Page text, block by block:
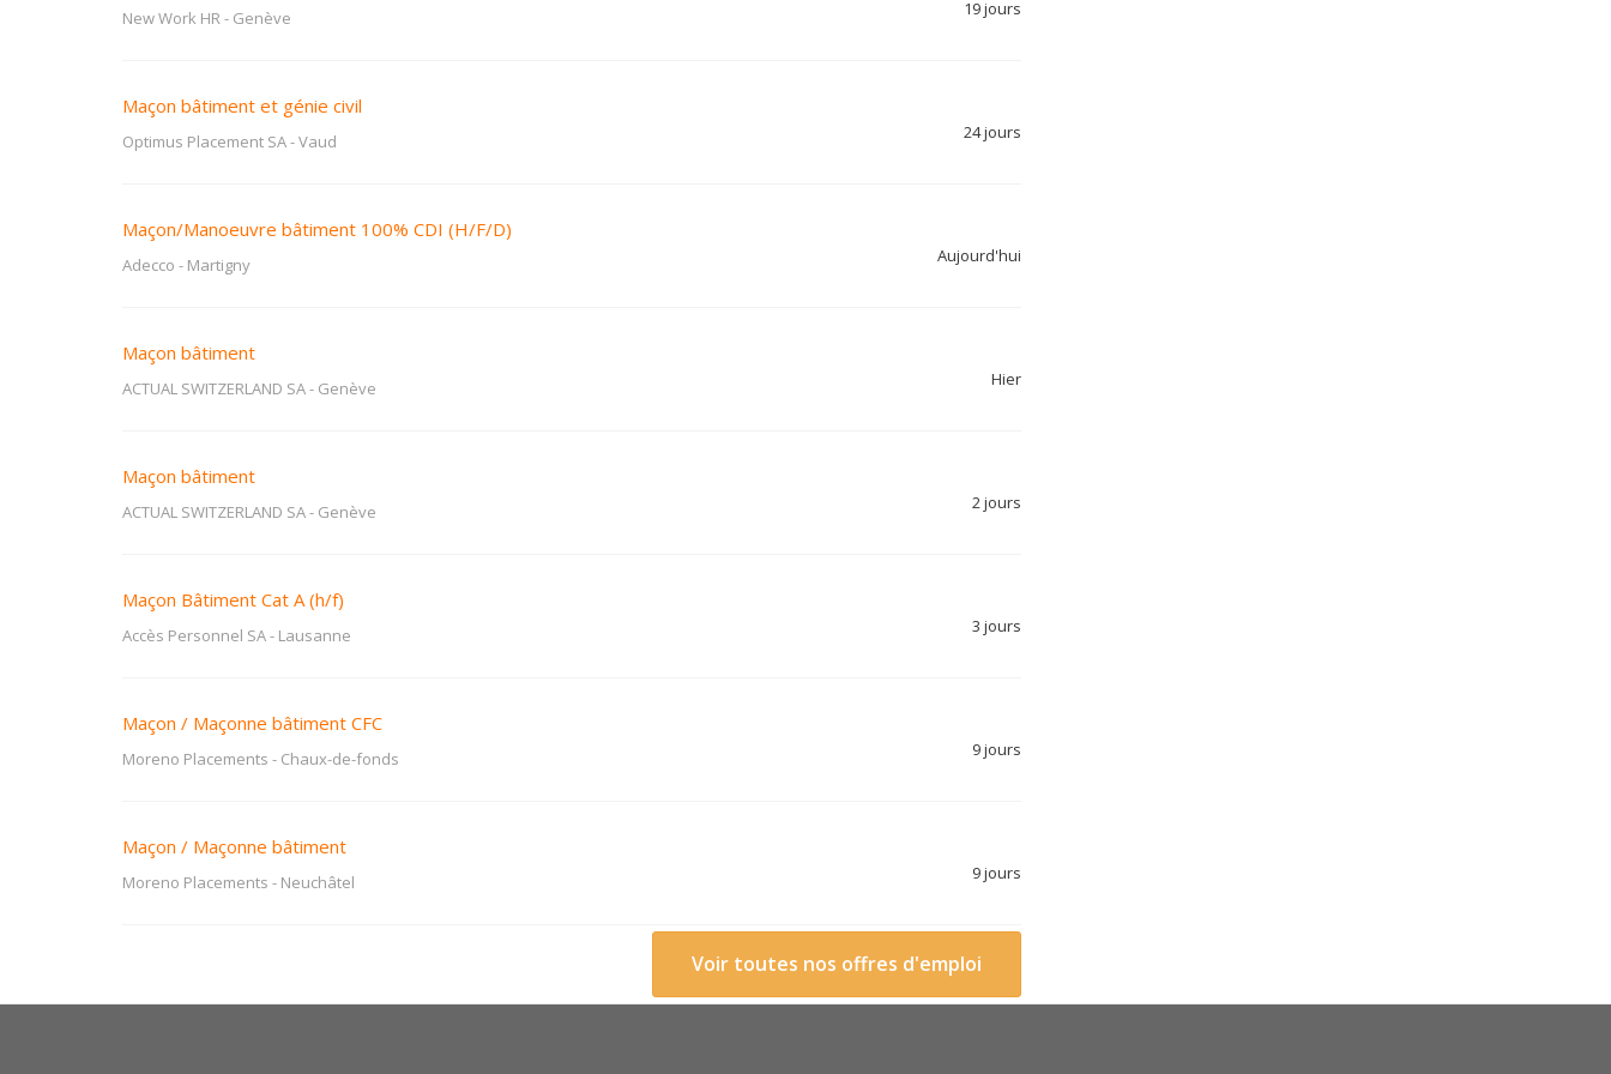
New Work HR- Genève 19 jours
Maçon bâtiment et génie civil
Optimus Placement SA-Vaud 24 jours
Maçon/Manoeuvre bâtiment 100% CDI (H/F/D)
Adecco - Martigny Aujourd'hui
Maçon bâtiment
ACTUAL SWITZERLAND SA- Genève Hier
Maçon bâtiment
ACTUAL SWITZERLAND SA- Genève 2 jours
Maçon Bâtiment Cat A (h/f)
Accès Personnel SA- Lausanne 3 jours
Maçon / Maçonne bâtiment CFC
Moreno Placements - Chaux-de-fonds 9 jours
Maçon / Maçonne bâtiment
Moreno Placements - Neuchâtel 9 jours
Voir toutes nos offres d'emploi